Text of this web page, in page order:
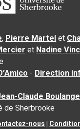
, Pierre Martel et
et Nadine
- Direction
Claude
de Sherbrooke
nous